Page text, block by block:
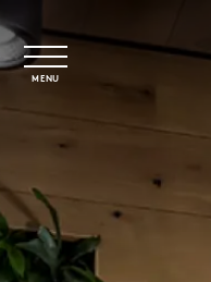
Vai al contenuto
MENU